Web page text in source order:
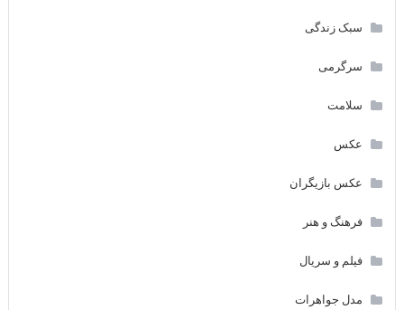
سبک زندگی
سرگرمی
سلامت
عکس
عکس بازیگران
فرهنگ و هنر
فیلم و سریال
مدل جواهرات